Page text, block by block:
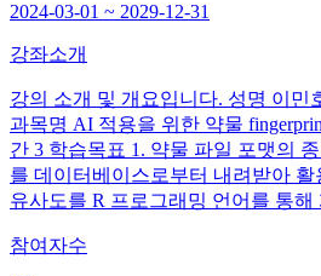
2024-03-01 ~ 2029-12-31
강좌소개
강의 소개 및 개요입니다. 성명 이민
과목명 AI 적용을 위한 약물
간 3 학습목표 1. 약물 파일 포맷의
를 데이터베이스로부터 내려받아 활
유사도를 R 프로그래밍 언어를 통해
참여자수